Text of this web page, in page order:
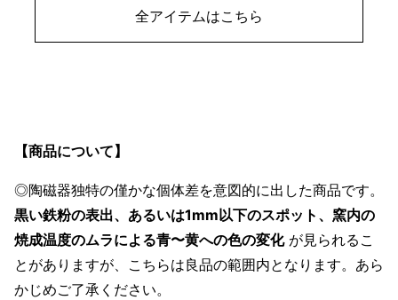
全アイテムはこちら
【商品について】
◎陶磁器独特の僅かな個体差を意図的に出した商品です。
黒い鉄粉の表出、あるいは1mm以下のスポット、窯内の
焼成温度のムラによる青〜黄への色の変化が見られるこ
とがありますが、こちらは良品の範囲内となります。あら
かじめご了承ください。